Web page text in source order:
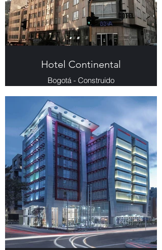
Hotel Continental
Bogotá - Construido